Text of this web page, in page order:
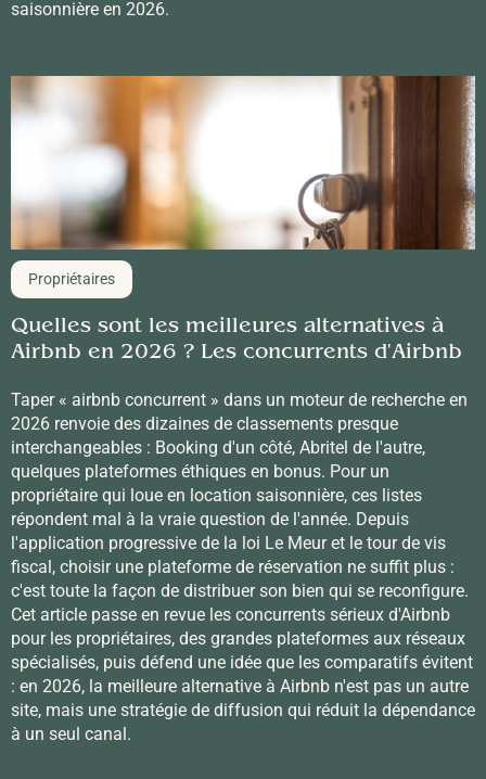
saisonnière en 2026.
Propriétaires
Quelles sont les meilleures alternatives à
Airbnb en 2026 ? Les concurrents d'Airbnb
Taper « airbnb concurrent » dans un moteur de recherche en
2026 renvoie des dizaines de classements presque
interchangeables : Booking d'un côté, Abritel de l'autre,
quelques plateformes éthiques en bonus. Pour un
propriétaire qui loue en location saisonnière, ces listes
répondent mal à la vraie question de l'année. Depuis
l'application progressive de la loi Le Meur et le tour de vis
fiscal, choisir une plateforme de réservation ne suffit plus :
c'est toute la façon de distribuer son bien qui se reconfigure.
Cet article passe en revue les concurrents sérieux d'Airbnb
pour les propriétaires, des grandes plateformes aux réseaux
spécialisés, puis défend une idée que les comparatifs évitent
: en 2026, la meilleure alternative à Airbnb n'est pas un autre
site, mais une stratégie de diffusion qui réduit la dépendance
à un seul canal.